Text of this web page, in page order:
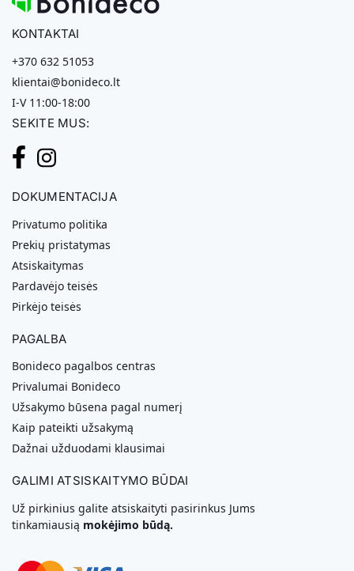
KONTAKTAI
+370 632 51053
klientai@bonideco.lt
I-V 11:00-18:00
SEKITE MUS:
DOKUMENTACIJA
Privatumo politika
Prekių pristatymas
Atsiskaitymas
Pardavėjo teisės
Pirkėjo teisės
PAGALBA
Bonideco pagalbos centras
Privalumai Bonideco
Užsakymo būsena pagal numerį
Kaip pateikti užsakymą
Dažnai užduodami klausimai
GALIMI ATSISKAITYMO BŪDAI
Už pirkinius galite atsiskaityti pasirinkus Jums
tinkamiausią mokėjimo būdą.